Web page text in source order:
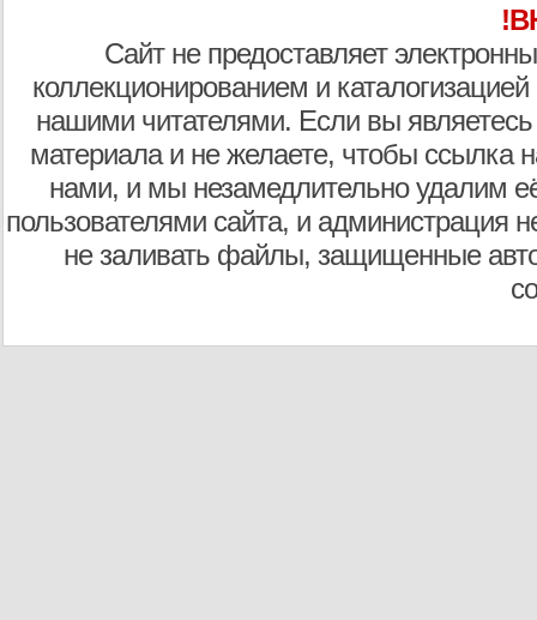
Сайт не предоставляет
коллекционированием и
нашими читателями. Если вы являетесь
материала и не желаете, чтобы ссылка
нами, и мы незамедлительно удалим
пользователями сайта, и администрация
не заливать файлы, защищенные